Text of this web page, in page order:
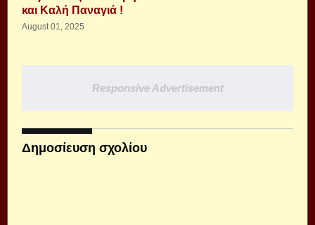
και Καλή Παναγιά !
August 01, 2025
Responsive Advertisement
Δημοσίευση σχολίου